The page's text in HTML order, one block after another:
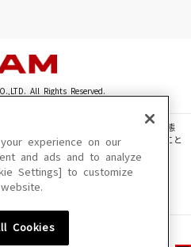
All Rights Reserved.
画像・写真・動画・音声等を、手段や形態
無断で複製、転載、ファイル化などすること
いただけない場合があります。
変更になる場合があります。
experience on our
and ads and to analyze
Settings] to customize
Cookies